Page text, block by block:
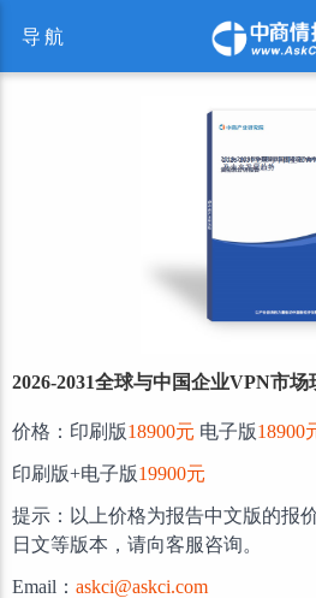
导航
2026-2031全球与中国企业VPN市
价格：印刷版18900元 电子版18900
印刷版+电子版19900元
提示：以上价格为报告中文版的报
日文等版本，请向客服咨询。
Email： askci@askci.com